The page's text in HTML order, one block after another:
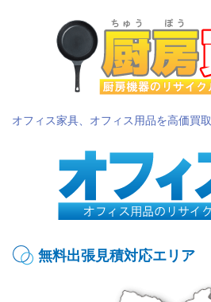
オフィス家具、オフィス用品を高価買取
無料出張見積対応エリア